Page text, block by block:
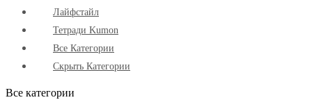
Лайфстайл
Тетради Kumon
Все Категории
Скрыть Категории
Все категории